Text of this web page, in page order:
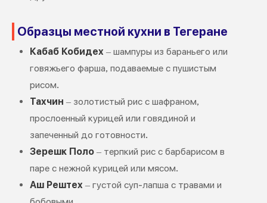
Образцы местной кухни в Тегеране
Кабаб Кобидех – шампуры из бараньего или
говяжьего фарша, подаваемые с пушистым
рисом.
Тахчин – золотистый рис с шафраном,
прослоенный курицей или говядиной и
запеченный до готовности.
Зерешк Поло– терпкий рис с барбарисом в
паре с нежной курицей или мясом.
Аш Рештех – густой суп-лапша с травами и